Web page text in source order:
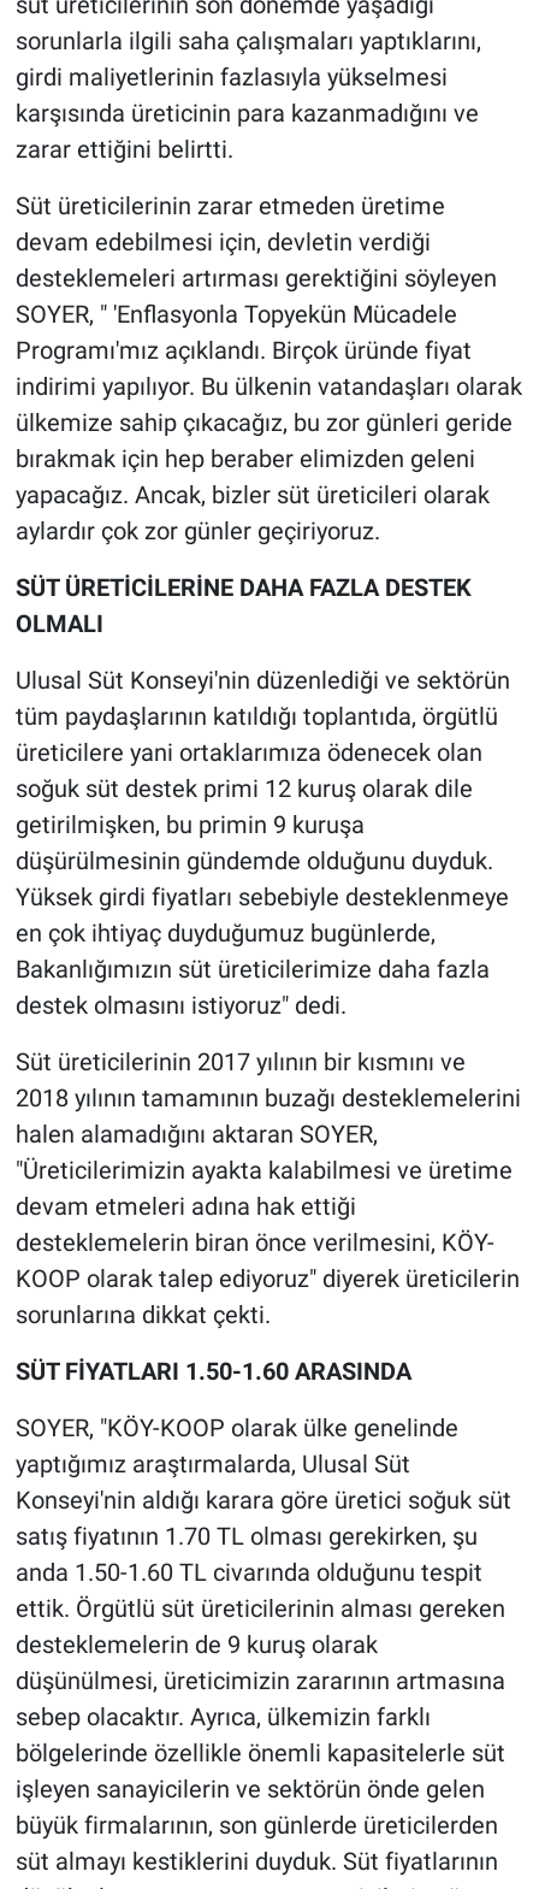
sorunlarla ilgili saha çalışmaları yaptıklarını,
girdi maliyetlerinin fazlasıyla yükselmesi
karşısında üreticinin para kazanmadığını ve
zarar ettiğini belirtti.
Süt üreticilerinin zarar etmeden üretime
devam edebilmesi için, devletin verdiği
desteklemeleri artırması gerektiğini söyleyen
SOYER, " 'Enflasyonla Topyekün Mücadele
Programı'mız açıklandı. Birçok üründe fiyat
indirimi yapılıyor. Bu ülkenin vatandaşları olarak
ülkemize sahip çıkacağız, bu zor günleri geride
bırakmak için hep beraber elimizden geleni
yapacağız. Ancak, bizler süt üreticileri olarak
aylardır çok zor günler geçiriyoruz.
SÜT ÜRETİCİLERİNE DAHA FAZLA DESTEK
OLMALI
Ulusal Süt Konseyi'nin düzenlediği ve sektörün
tüm paydaşlarının katıldığı toplantıda, örgütlü
üreticilere yani ortaklarımıza ödenecek olan
soğuk süt destek primi 12 kuruş olarak dile
getirilmişken, bu primin 9 kuruşa
düşürülmesinin gündemde olduğunu duyduk.
Yüksek girdi fiyatları sebebiyle desteklenmeye
en çok ihtiyaç duyduğumuz bugünlerde,
Bakanlığımızın süt üreticilerimize daha fazla
destek olmasını istiyoruz" dedi.
Süt üreticilerinin 2017 yılının bir kısmını ve
2018 yılının tamamının buzağı desteklemelerini
halen alamadığını aktaran SOYER,
"Üreticilerimizin ayakta kalabilmesi ve üretime
devam etmeleri adına hak ettiği
desteklemelerin biran önce verilmesini, KÖY-
KOOP olarak talep ediyoruz" diyerek üreticilerin
sorunlarına dikkat çekti.
SÜT FİYATLARI 1.50-1.60 ARASINDA
SOYER, "KÖY-KOOP olarak ülke genelinde
yaptığımız araştırmalarda, Ulusal Süt
Konseyi'nin aldığı karara göre üretici soğuk süt
satış fiyatının 1.70 TL olması gerekirken, şu
anda 1.50-1.60 TL civarında olduğunu tespit
ettik. Örgütlü süt üreticilerinin alması gereken
desteklemelerin de 9 kuruş olarak
düşünülmesi, üreticimizin zararının artmasına
sebep olacaktır. Ayrıca, ülkemizin farklı
bölgelerinde özellikle önemli kapasitelerle süt
işleyen sanayicilerin ve sektörün önde gelen
büyük firmalarının, son günlerde üreticilerden
süt almayı kestiklerini duyduk. Süt fiyatlarının